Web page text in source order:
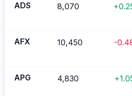
ADS 8,070
AFX 10,450 -
APG 4,830